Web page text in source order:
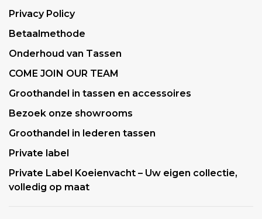
Privacy Policy
Betaalmethode
Onderhoud van Tassen
COME JOIN OUR TEAM
Groothandel in tassen en accessoires
Bezoek onze showrooms
Groothandel in lederen tassen
Private label
Private Label Koeienvacht – Uw eigen collectie,
volledig op maat